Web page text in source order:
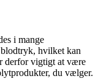
i mange
hvilket kan
derfor vigtigt at være
du vælger.